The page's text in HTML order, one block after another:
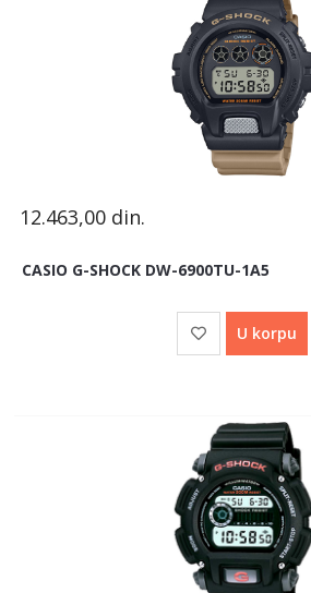
12.463,00 din.
CASIO G-SHOCK DW-6900TU-1A5
U korpu